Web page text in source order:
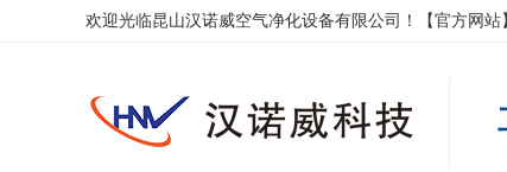
欢迎光临昆山汉诺威空气净化设备有限公司！【官方网